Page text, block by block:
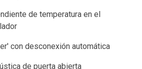
de temperatura en el
con desconexión automática
de puerta abierta